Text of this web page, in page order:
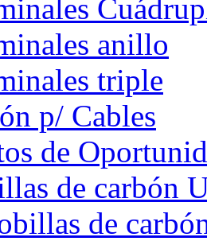
anillo
triple
p/ Cables
de
de carbón
de